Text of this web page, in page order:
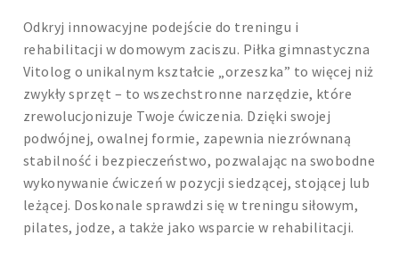
Odkryj innowacyjne podejście do treningu i
rehabilitacji w domowym zaciszu. Piłka gimnastyczna
Vitolog o unikalnym kształcie „orzeszka” to więcej niż
zwykły sprzęt – to wszechstronne narzędzie, które
zrewolucjonizuje Twoje ćwiczenia. Dzięki swojej
podwójnej, owalnej formie, zapewnia niezrównaną
stabilność i bezpieczeństwo, pozwalając na swobodne
wykonywanie ćwiczeń w pozycji siedzącej, stojącej lub
leżącej. Doskonale sprawdzi się w treningu siłowym,
pilates, jodze, a także jako wsparcie w rehabilitacji.